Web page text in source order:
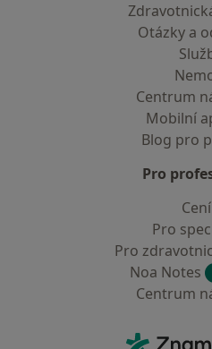
Otázky a
Centrum
Mobilní
Blog pro
Pro
Pro
Pro
Noa Notes
Centrum